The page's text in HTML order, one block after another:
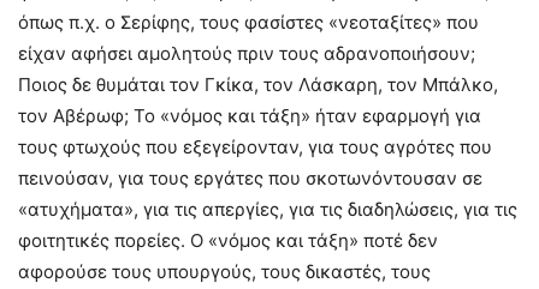
όπως π.χ. ο Σερίφης, τους φασίστες «νεοταξίτες» που
είχαν αφήσει αμολητούς πριν τους αδρανοποιήσουν;
Ποιος δε θυμάται τον Γκίκα, τον Λάσκαρη, τον Μπάλκο,
τον Αβέρωφ; Το «νόμος και τάξη» ήταν εφαρμογή για
τους φτωχούς που εξεγείρονταν, για τους αγρότες που
πεινούσαν, για τους εργάτες που σκοτωνόντουσαν σε
«ατυχήματα», για τις απεργίες, για τις διαδηλώσεις, για τις
φοιτητικές πορείες. Ο «νόμος και τάξη» ποτέ δεν
αφορούσε τους υπουργούς, τους δικαστές, τους